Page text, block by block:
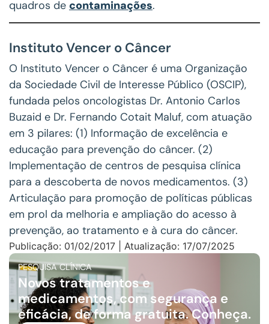
quadros de contaminações.
Instituto Vencer o Câncer
O Instituto Vencer o Câncer é uma Organização
da Sociedade Civil de Interesse Público (OSCIP),
fundada pelos oncologistas Dr. Antonio Carlos
Buzaid e Dr. Fernando Cotait Maluf, com atuação
em 3 pilares: (1) Informação de excelência e
educação para prevenção do câncer. (2)
Implementação de centros de pesquisa clínica
para a descoberta de novos medicamentos. (3)
Articulação para promoção de políticas públicas
em prol da melhoria e ampliação do acesso à
prevenção, ao tratamento e à cura do câncer.
Publicação: 01/02/2017 | Atualização: 17/07/2025
PESQUISA CLÍNICA
Novos tratamentos e
medicamentos, com segurança e
eficácia, de forma gratuita. Conheça.